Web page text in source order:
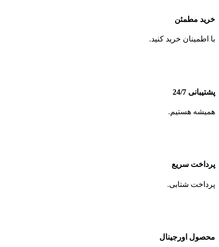
خرید مطمئن
با اطمینان خرید کنید.
پشتیبانی 24/7
همیشه هستیم.
پرداخت سریع
پرداخت شتابی.
محصول اورجینال